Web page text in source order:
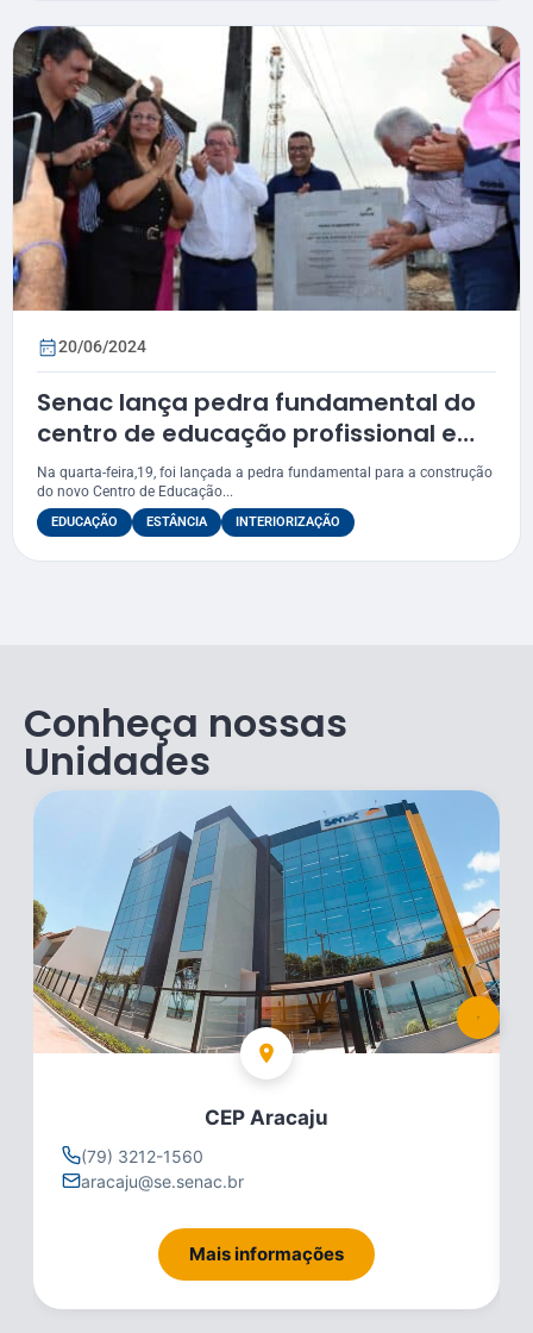
20/06/2024
Senac lança pedra fundamental do
centro de educação profissional em
Estância
Na quarta-feira,19, foi lançada a pedra fundamental para a construção
do novo Centro de Educação...
EDUCAÇÃO ESTÂNCIA INTERIORIZAÇÃO
Conheça nossas
Unidades
CEP Aracaju
(79) 3212-1560
aracaju@se.senac.br
Mais informações